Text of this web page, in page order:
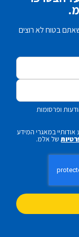
בטוח לא רוצים
ופרסומות
במאגרי המידע
של אלמ.